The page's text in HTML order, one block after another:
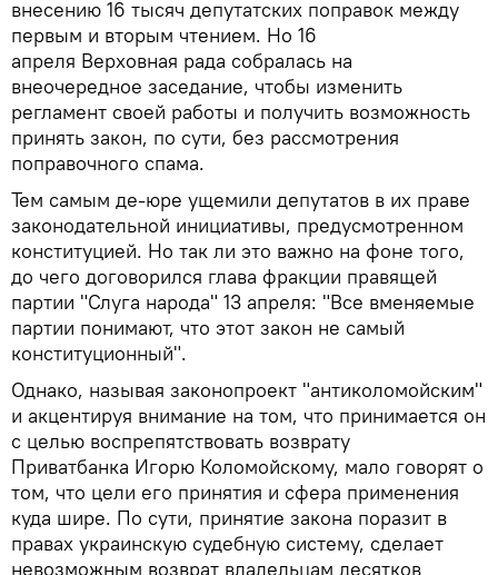
внесению 16 тысяч депутатских поправок между
первым и вторым чтением. Но 16
апреля Верховная рада собралась на
внеочередное заседание, чтобы изменить
регламент своей работы и получить возможность
принять закон, по сути, без рассмотрения
поправочного спама.
Тем самым де-юре ущемили депутатов в их праве
законодательной инициативы, предусмотренном
конституцией. Но так ли это важно на фоне того,
до чего договорился глава фракции правящей
партии "Слуга народа" 13 апреля: "Все вменяемые
партии понимают, что этот закон не самый
конституционный".
Однако, называя законопроект "антиколомойским"
и акцентируя внимание на том, что принимается он
с целью воспрепятствовать возврату
Приватбанка Игорю Коломойскому, мало говорят о
том, что цели его принятия и сфера применения
куда шире. По сути, принятие закона поразит в
правах украинскую судебную систему, сделает
невозможным возврат владельцам десятков